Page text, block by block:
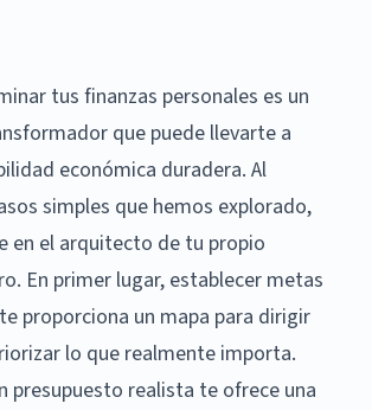
tus finanzas personales es un
que puede llevarte a
económica duradera. Al
simples que hemos explorado,
en el arquitecto de tu propio
En primer lugar, establecer metas
proporciona un mapa para dirigir
lo que realmente importa.
presupuesto realista te ofrece una